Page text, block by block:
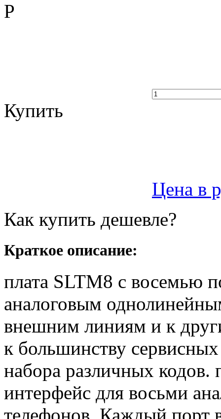
Р
Купить
Цена в
Как купить дешевле?
Краткое описание:
плата SLTM8 с восемью
аналоговым
внешним линиям и к
к большинству
набора различных кодов.
интерфейс для восьми